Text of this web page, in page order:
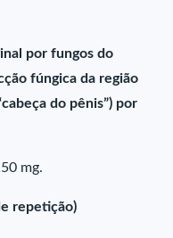
por fungos do
fúngica da região
do pênis”) por
mg.
repetição)